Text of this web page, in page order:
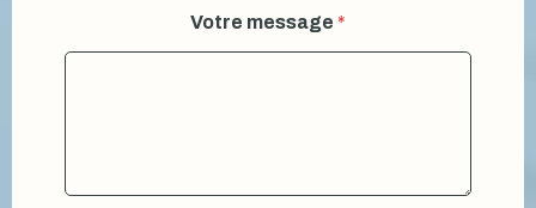
Votre message *